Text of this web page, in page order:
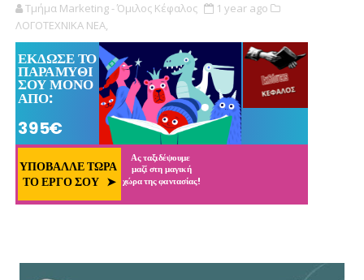
Τμήμα Marketing - Όμιλος Κέφαλος
1 year ago
ΛΟΓΟΤΕΧΝΙΚΑ ΝΕΑ,